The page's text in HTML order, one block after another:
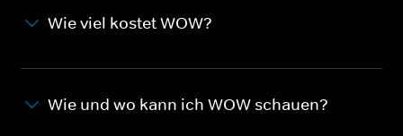
Wie viel kostet WOW?
Wie und wo kann ich WOW schauen?